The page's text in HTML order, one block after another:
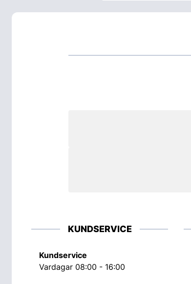
KUNDSERVICE
Kundservice
Vardagar 08:00 - 16:00